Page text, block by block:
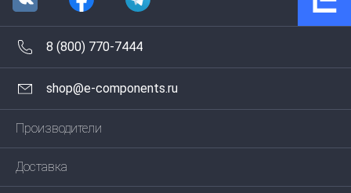
8 (800) 770-7444
shop@e-components.ru
Производители
Доставка